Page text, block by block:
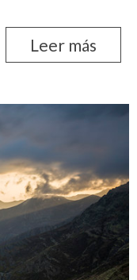
Leer más